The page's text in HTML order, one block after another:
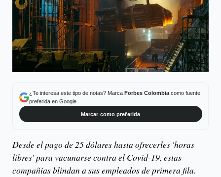
¿Te interesa este tipo de notas? Marca Forbes Colombiacomo fuente
preferida en Google.
Marcar como preferida
Desde el pago de 25 dólares hasta ofrecerles 'horas
libres' para vacunarse contra el Covid-19, estas
compañías blindan a sus empleados de primera fila.